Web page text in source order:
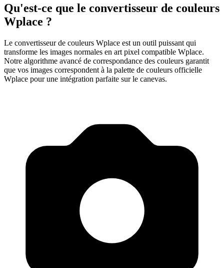
Qu'est-ce que le convertisseur de couleurs
Wplace ?
Le convertisseur de couleurs Wplace est un outil puissant qui
transforme les images normales en art pixel compatible Wplace.
Notre algorithme avancé de correspondance des couleurs garantit
que vos images correspondent à la palette de couleurs officielle
Wplace pour une intégration parfaite sur le canevas.